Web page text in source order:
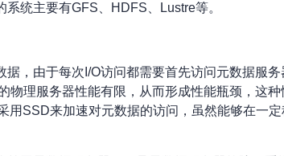
统主要有GFS、HDFS、Lustre等。
，由于每次I/O访问都需要首先访问元数据服
理服务器性能有限，从而形成性能瓶颈，这
SSD来加速对元数据的访问，虽然能够在一